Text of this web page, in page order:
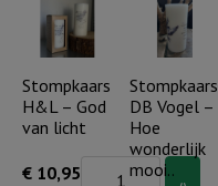
woord
is
een
lamp
voor
Stompkaars
H&L – God
van licht
€ 10,95 Stompkaars
Stompkaars
DB Vogel –
Hoe
wonderlijk
mooi..